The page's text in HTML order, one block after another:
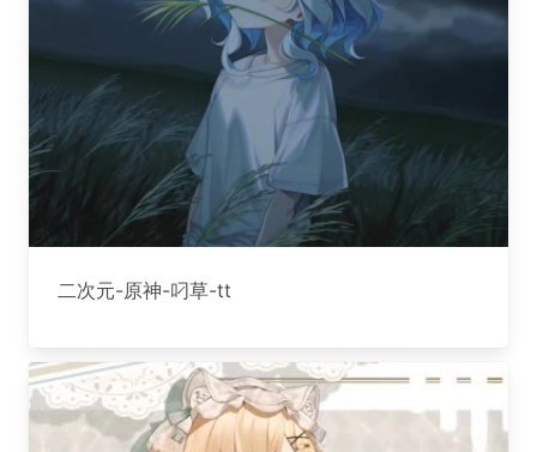
二次元-原神-叼草-tt